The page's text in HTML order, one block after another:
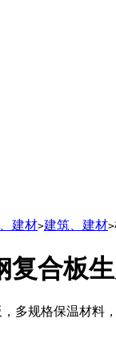
建材>建筑、建材>
复合板
多规格保温材